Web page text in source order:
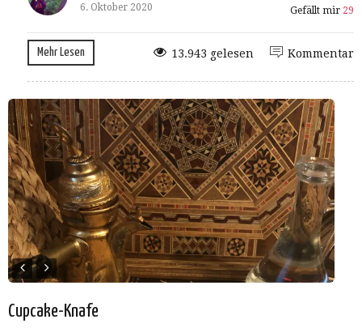
6. Oktober 2020 Gefällt mir 29
Mehr Lesen Kommentar
13.943 gelesen
Cupcake-Knafe